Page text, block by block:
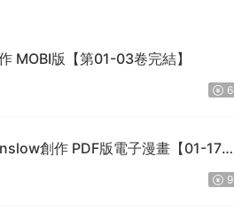
MOBI版【第01-03卷完結】
6
創作 PDF版電子漫畫【01-170
9